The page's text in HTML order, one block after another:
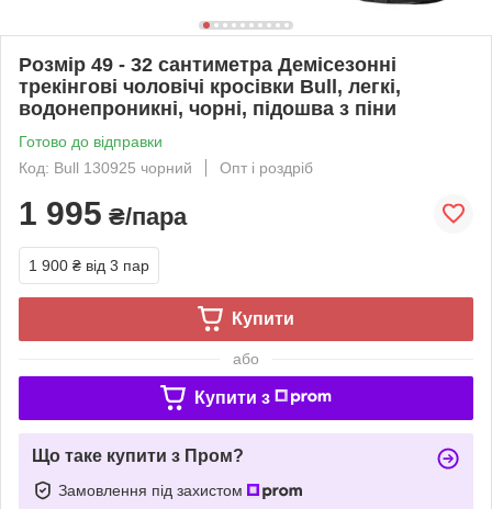
Розмір 49 - 32 сантиметра Демісезонні
трекінгові чоловічі кросівки Bull, легкі,
водонепроникні, чорні, підошва з піни
Готово до відправки
Код: Bull 130925 чорний
Опт і роздріб
1 995 ₴/пара
1 900 ₴ від 3 пар
Купити
або
Купити з
Що таке купити з Пром?
Замовлення під захистом